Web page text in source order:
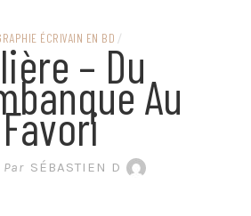
SCIENCES,
LITTÉRATURE EN
BANDE DESSINÉE
ÉCRIVAIN EN BD /
– Du
Au
Favori
Par SÉBASTIEN D